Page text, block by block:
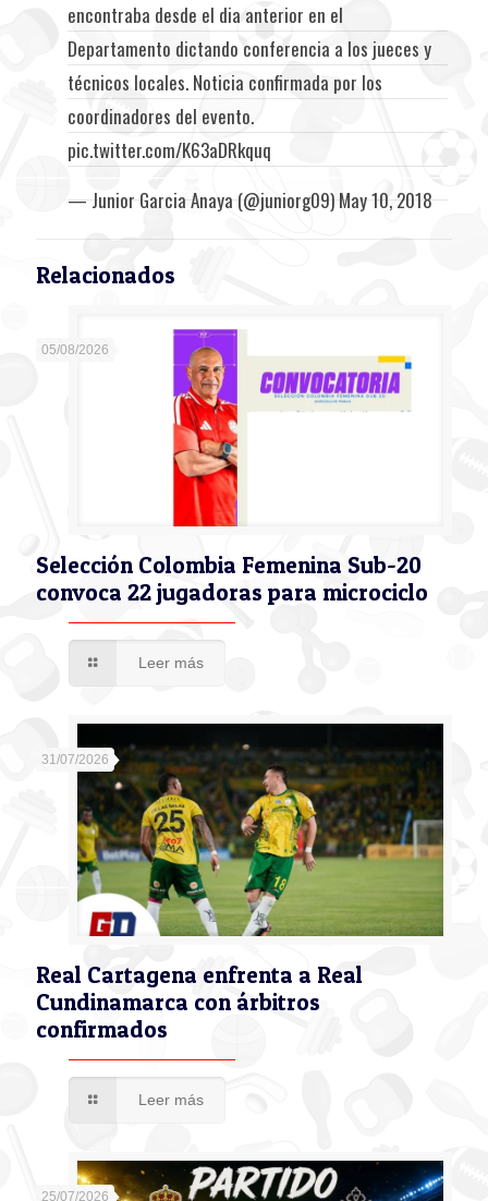
encontraba desde el dia anterior en el
Departamento dictando conferencia a los jueces y
técnicos locales. Noticia confirmada por los
coordinadores del evento.
pic.twitter.com/K63aDRkquq
— Junior Garcia Anaya (@juniorg09)May 10, 2018
Relacionados
05/08/2026
Selección Colombia Femenina Sub-20
convoca 22 jugadoras para microciclo
Leer más
31/07/2026
Real Cartagena enfrenta a Real
Cundinamarca con árbitros
confirmados
Leer más
25/07/2026